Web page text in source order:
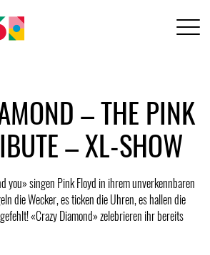
– THE PINK
– XL-SHOW
you» singen Pink Floyd in ihrem unverkennbaren
die Wecker, es ticken die Uhren, es hallen die
«Crazy Diamond» zelebrieren ihr bereits